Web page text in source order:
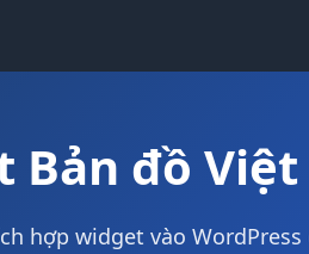
Bản đồ
hợp widget vào